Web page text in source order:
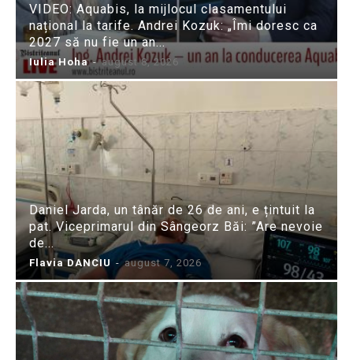
VIDEO: Aquabis, la mijlocul clasamentului
național la tarife. Andrei Kozuk: „Îmi doresc ca
2027 să nu fie un an...
Iulia Hoha - august 8, 2026
Daniel Jarda, un tânăr de 26 de ani, e țintuit la
pat. Viceprimarul din Sângeorz Băi: ”Are nevoie
de...
Flavia DANCIU - august 7, 2026